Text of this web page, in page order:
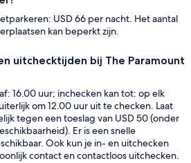
USD 66 per nacht. Het aantal
kan beperkt zijn.
uitchecktijden bij The Paramount
16.00 uur; inchecken kan tot: op elk
om 12.00 uur uit te checken. Laat
tegen een toeslag van USD 50 (onder
Er is een snelle
Ook kun je in- en uitchecken
contact en contactloos uitchecken.